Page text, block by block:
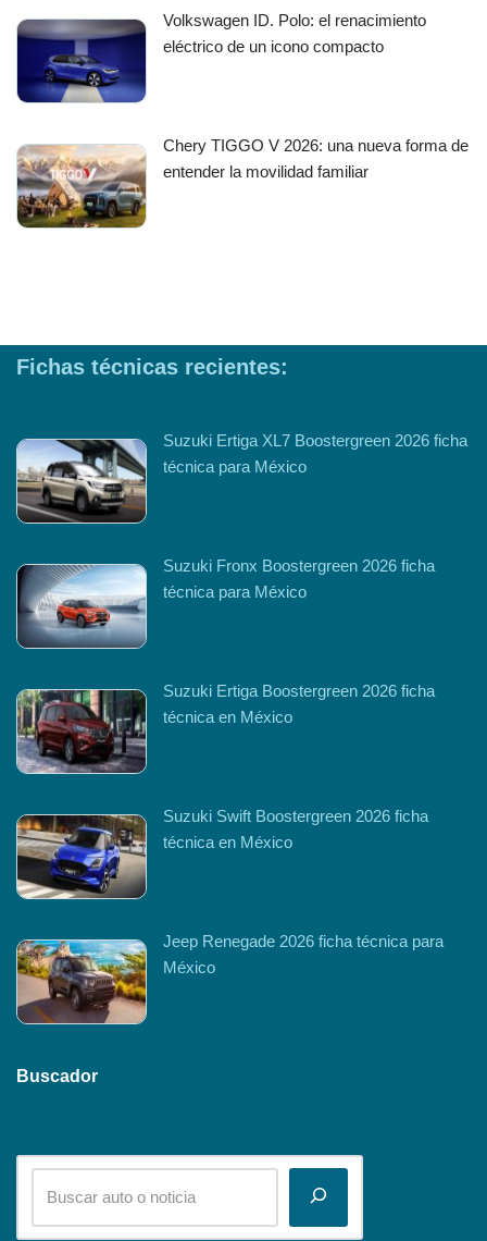
Volkswagen ID. Polo: el renacimiento
eléctrico de un icono compacto
Chery TIGGO V 2026: una nueva forma de
entender la movilidad familiar
Fichas técnicas recientes:
Suzuki Ertiga XL7 Boostergreen 2026 ficha
técnica para México
Suzuki Fronx Boostergreen 2026 ficha
técnica para México
Suzuki Ertiga Boostergreen 2026 ficha
técnica en México
Suzuki Swift Boostergreen 2026 ficha
técnica en México
Jeep Renegade 2026 ficha técnica para
México
Buscador